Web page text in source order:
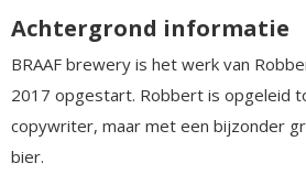
Achtergrond informatie
BRAAF brewery is het werk van
2017 opgestart. Robbert is opgeleid
copywriter, maar met een bijzonder
bier.